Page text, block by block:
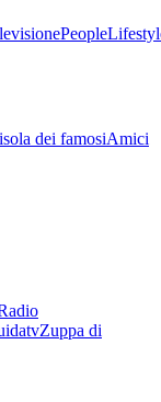
People
dei famosiAmici
Zuppa di